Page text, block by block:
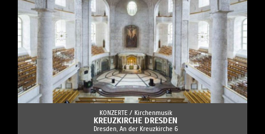
KONZERTE / Kirchenmusik
KREUZKIRCHE DRESDEN
Dresden, An der Kreuzkirche 6